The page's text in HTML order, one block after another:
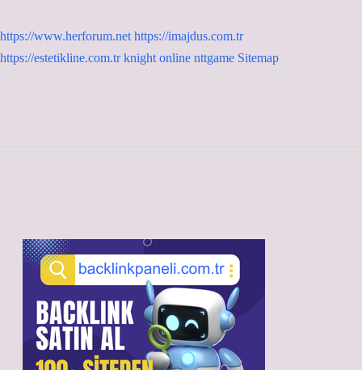
https://www.herforum.net https://imajdus.com.tr
https://estetikline.com.tr knight online nttgame Sitemap